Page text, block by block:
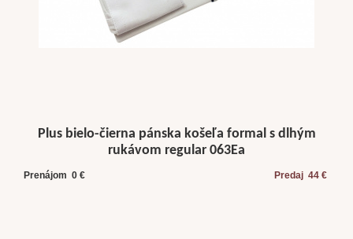
Plus bielo-čierna pánska košeľa formal s dlhým
rukávom regular 063Ea
Prenájom 0 € Predaj 44 €